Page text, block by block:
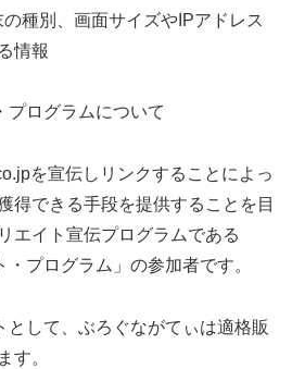
の種別、画面サイズやIPアドレス
情報
プログラムについて
を宣伝しリンクすることによっ
得できる手段を提供することを目
エイト宣伝プログラムである
・プログラム」の参加者です。
として、ぶろぐながてぃは適格販
す。